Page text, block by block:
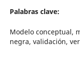
Palabras clave:
Modelo conceptual,
negra, validación,